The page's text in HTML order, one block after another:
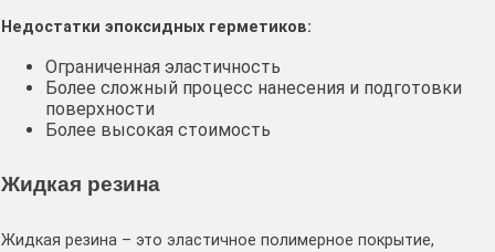
Недостатки эпоксидных герметиков:
Ограниченная эластичность
Более сложный процесс нанесения и подготовки
поверхности
Более высокая стоимость
Жидкая резина
Жидкая резина – это эластичное полимерное покрытие,